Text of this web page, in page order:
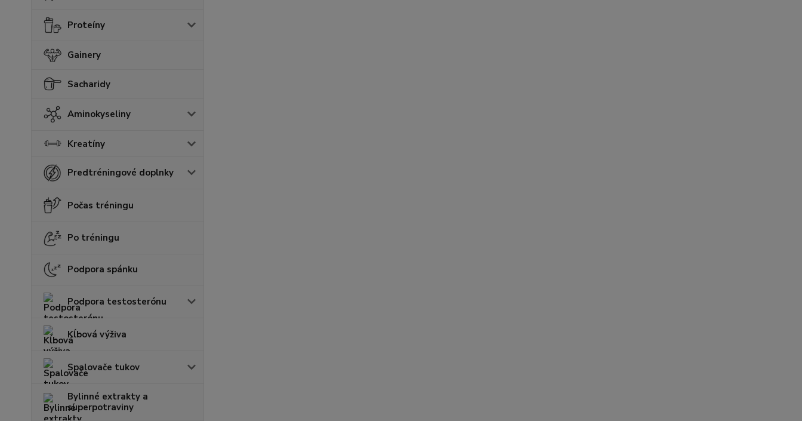
Proteíny
Gainery
Sacharidy
Aminokyseliny
Kreatíny
Predtréningové doplnky
Počas tréningu
Po tréningu
Podpora spánku
Podpora testosterónu
Kĺbová výživa
Spalovače tukov
Bylinné extrakty a
superpotraviny